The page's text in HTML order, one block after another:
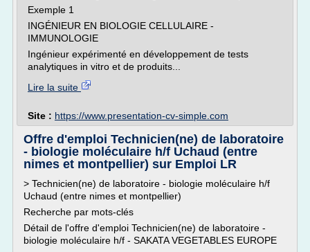
Exemple 1
INGÉNIEUR EN BIOLOGIE CELLULAIRE -
IMMUNOLOGIE
Ingénieur expérimenté en développement de tests
analytiques in vitro et de produits...
Lire la suite
Site : https://www.presentation-cv-simple.com
Offre d'emploi Technicien(ne) de laboratoire
- biologie moléculaire h/f Uchaud (entre
nimes et montpellier) sur Emploi LR
> Technicien(ne) de laboratoire - biologie moléculaire h/f
Uchaud (entre nimes et montpellier)
Recherche par mots-clés
Détail de l'offre d'emploi Technicien(ne) de laboratoire -
biologie moléculaire h/f - SAKATA VEGETABLES EUROPE